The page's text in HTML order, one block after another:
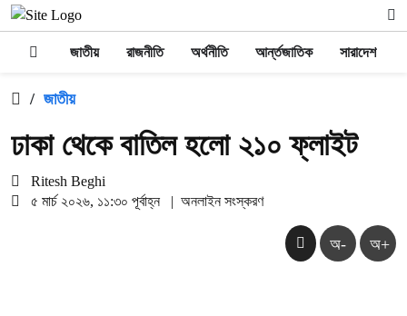
জাতীয় রাজনীতি অর্থনীতি আর্ন্তজাতিক সারাদেশ
/ জাতীয়
ঢাকা থেকে বাতিল হলো ২১০ ফ্লাইট
Ritesh Beghi
৫ মার্চ ২০২৬, ১১:৩০ পূর্বাহ্ন
| অনলাইন সংস্করণ
অ- অ+